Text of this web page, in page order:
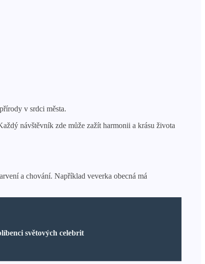
v srdci města.
návštěvník zde může zažít harmonii a krásu života
a chování. Například veverka obecná má
světových celebrit